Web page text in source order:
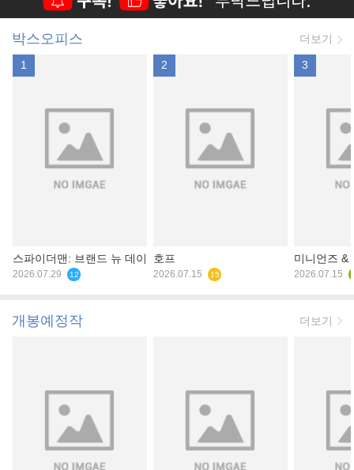
박스오피스 더보기
1
스파이더맨: 브랜드 뉴 데이
2026.07.29 12
2
호프
2026.07.15 15
3
미니언즈 &
2026.07.15
개봉예정작 더보기